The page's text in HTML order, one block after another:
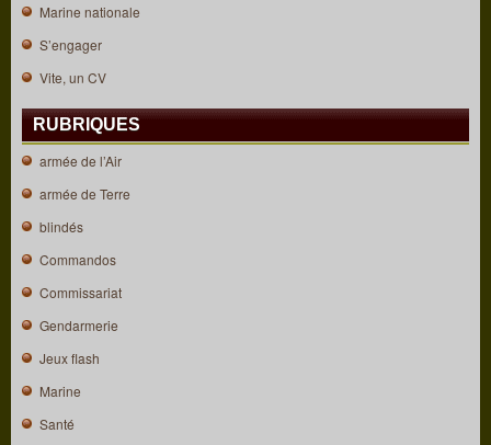
Marine nationale
S’engager
Vite, un CV
RUBRIQUES
armée de l’Air
armée de Terre
blindés
Commandos
Commissariat
Gendarmerie
Jeux flash
Marine
Santé